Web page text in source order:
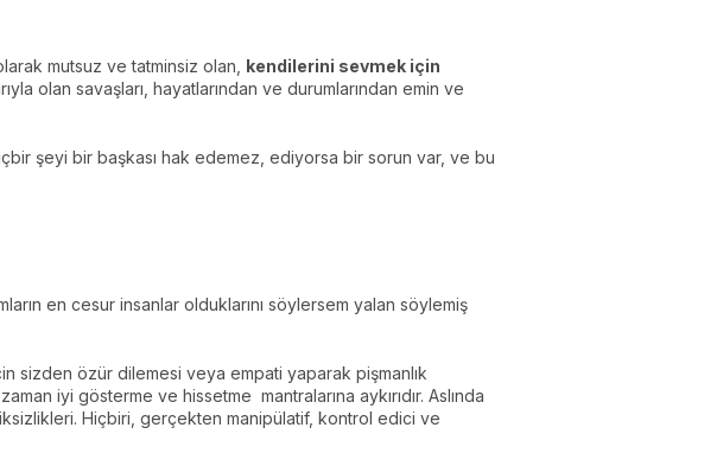
mutsuz ve tatminsiz olan, kendilerini sevmek için
olan savaşları, hayatlarından ve durumlarından emin ve
şeyi bir başkası hak edemez, ediyorsa bir sorun var, ve bu
en cesur insanlar olduklarını söylersem yalan söylemiş
sizden özür dilemesi veya empati yaparak pişmanlık
iyi gösterme ve hissetme mantralarına aykırıdır. Aslında
Hiçbiri, gerçekten manipülatif, kontrol edici ve